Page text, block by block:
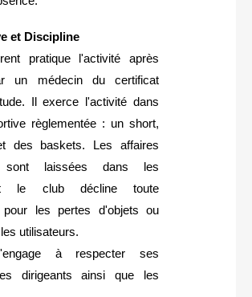
et Discipline
pratique l'activité après
un médecin du certificat
Il exerce l'activité dans
règlementée : un short,
des baskets. Les affaires
sont laissées dans les
le club décline toute
pour les pertes d'objets ou
utilisateurs.
à respecter ses
dirigeants ainsi que les